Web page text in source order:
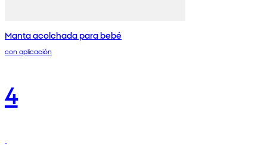
Manta acolchada para bebé
con aplicación
4